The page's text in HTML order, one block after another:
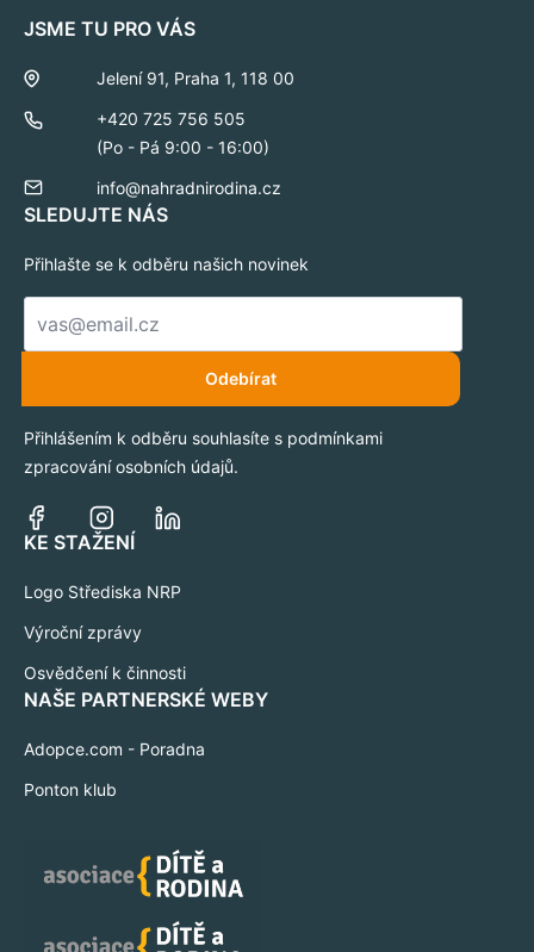
JSME TU PRO VÁS
Jelení 91, Praha 1, 118 00
+420 725 756 505
(Po - Pá 9:00 - 16:00)
info@nahradnirodina.cz
SLEDUJTE NÁS
Přihlašte se k odběru našich novinek
E-
mail
Odebírat
Přihlášením k odběru souhlasíte s podmínkami
zpracování osobních údajů.
KE STAŽENÍ
Logo Střediska NRP
Výroční zprávy
Osvědčení k činnosti
NAŠE PARTNERSKÉ WEBY
Adopce.com - Poradna
Ponton klub